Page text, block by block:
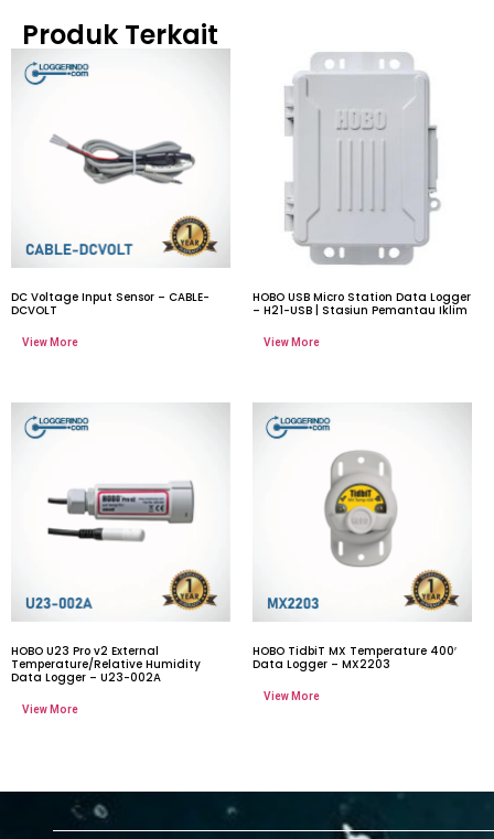
Produk Terkait
DC Voltage Input Sensor – CABLE-
DCVOLT
HOBO USB Micro Station Data Logger
– H21-USB | Stasiun Pemantau Iklim
HOBO U23 Pro v2 External
Temperature/Relative Humidity
Data Logger – U23-002A
HOBO TidbiT MX Temperature 400′
Data Logger – MX2203